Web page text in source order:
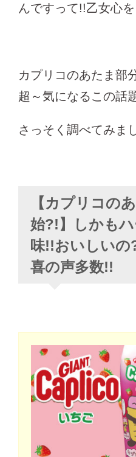
んですって!!乙女心
カプリコのあたま部
超～気になるこの話
さっそく調べてみま
【カプリコの
始?!】しかも
味!!おいしいの
喜の声多数!!